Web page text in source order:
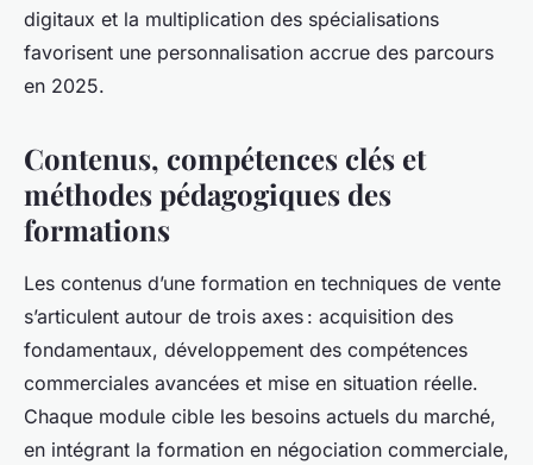
digitaux et la multiplication des spécialisations
favorisent une personnalisation accrue des parcours
en 2025.
Contenus, compétences clés et
méthodes pédagogiques des
formations
Les contenus d’une formation en techniques de vente
s’articulent autour de trois axes : acquisition des
fondamentaux, développement des compétences
commerciales avancées et mise en situation réelle.
Chaque module cible les besoins actuels du marché,
en intégrant la formation en négociation commerciale,